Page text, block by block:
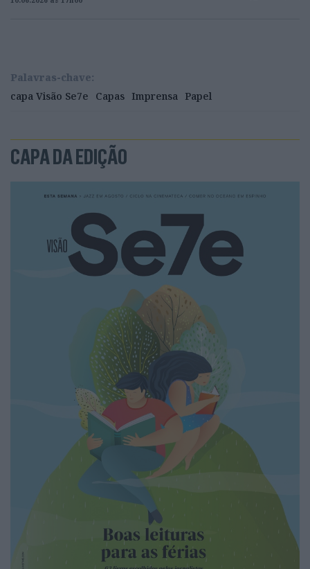
Palavras-chave:
capa Visão Se7e
Capas Imprensa Papel
CAPA DA EDIÇÃO